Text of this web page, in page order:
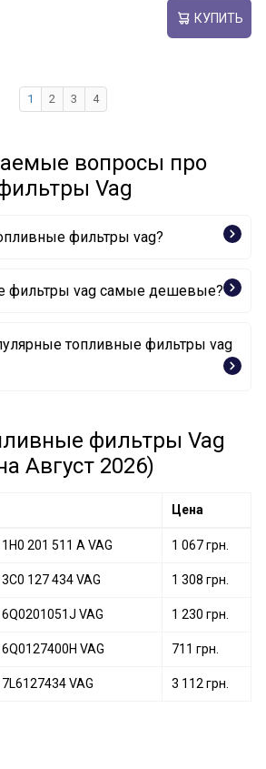
КУПИТЬ
1 2 3 4
вопросы про
Vag
фильтры vag?
фильтры vag самые дешевые?
3B0819817 VAG
6N0 201 511 A VAG
топливные фильтры vag
фильтры Vag
Август 2026)
Цена
201 511 A VAG 1 067 грн.
127 434 VAG 1 308 грн.
VAG 1 230 грн.
VAG 711 грн.
VAG 3 112 грн.